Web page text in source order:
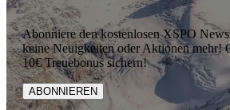
Abonniere den kostenlosen XSPO
keine Neuigkeiten oder Aktionen mehr!
10€ Treuebonus sichern!
ABONNIEREN